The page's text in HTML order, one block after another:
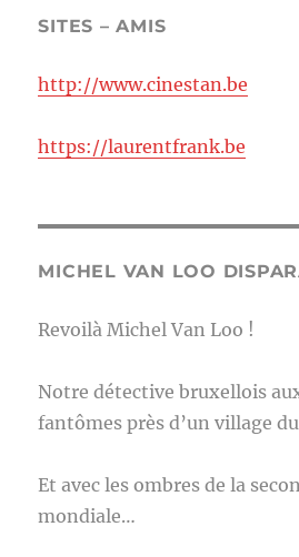
SITES – AMIS
http://www.cinestan.be
https://laurentfrank.be
MICHEL VAN LOO
Revoilà Michel Van Loo !
Notre détective bruxellois
fantômes près d’un village
Et avec les ombres de la
mondiale…